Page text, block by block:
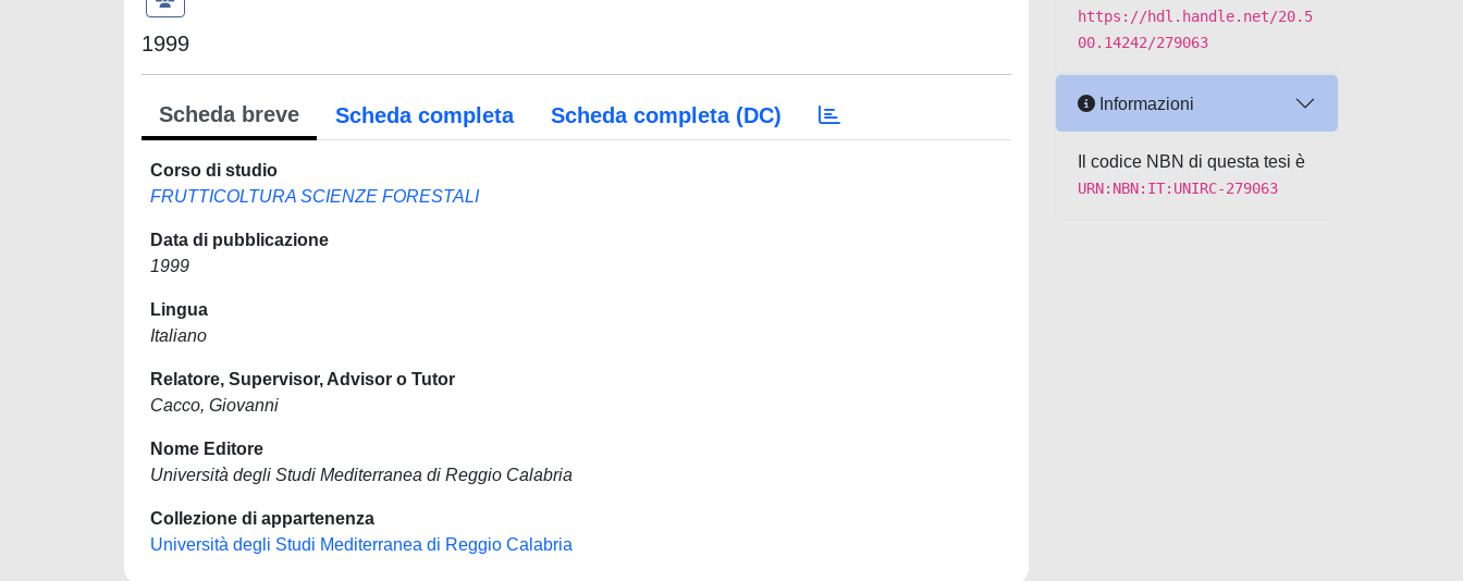
1999
Scheda breve Scheda completa Scheda completa (DC)
Corso di studio
FRUTTICOLTURA SCIENZE FORESTALI
Data di pubblicazione
1999
Lingua
Italiano
Relatore, Supervisor, Advisor o Tutor
Cacco, Giovanni
Nome Editore
Università degli Studi Mediterranea di Reggio Calabria
Collezione di appartenenza
Università degli Studi Mediterranea di Reggio Calabria
https://hdl.handle.net/20.5
00.14242/279063
Informazioni
Il codice NBN di questa tesi è
URN:NBN:IT:UNIRC-279063